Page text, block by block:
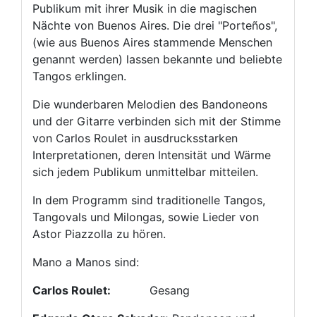
Publikum mit ihrer Musik in die magischen
Nächte von Buenos Aires. Die drei "Porteños",
(wie aus Buenos Aires stammende Menschen
genannt werden) lassen bekannte und beliebte
Tangos erklingen.
Die wunderbaren Melodien des Bandoneons
und der Gitarre verbinden sich mit der Stimme
von Carlos Roulet in ausdrucksstarken
Interpretationen, deren Intensität und Wärme
sich jedem Publikum unmittelbar mitteilen.
In dem Programm sind traditionelle Tangos,
Tangovals und Milongas, sowie Lieder von
Astor Piazzolla zu hören.
Mano a Manos sind:
Carlos Roulet: Gesang